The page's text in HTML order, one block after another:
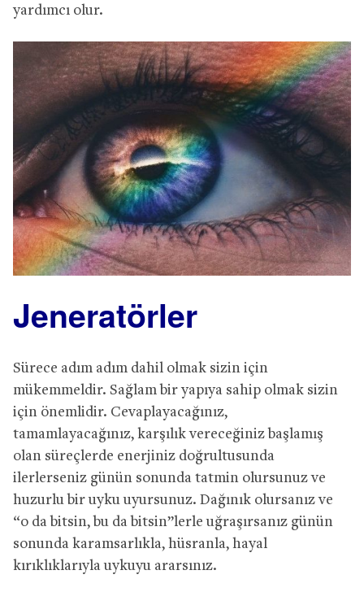
yardımcı olur.
Jeneratörler
Sürece adım adım dahil olmak sizin için
mükemmeldir. Sağlam bir yapıya sahip olmak sizin
için önemlidir. Cevaplayacağınız,
tamamlayacağınız, karşılık vereceğiniz başlamış
olan süreçlerde enerjiniz doğrultusunda
ilerlerseniz günün sonunda tatmin olursunuz ve
huzurlu bir uyku uyursunuz. Dağınık olursanız ve
“o da bitsin, bu da bitsin”lerle uğraşırsanız günün
sonunda karamsarlıkla, hüsranla, hayal
kırıklıklarıyla uykuyu ararsınız.